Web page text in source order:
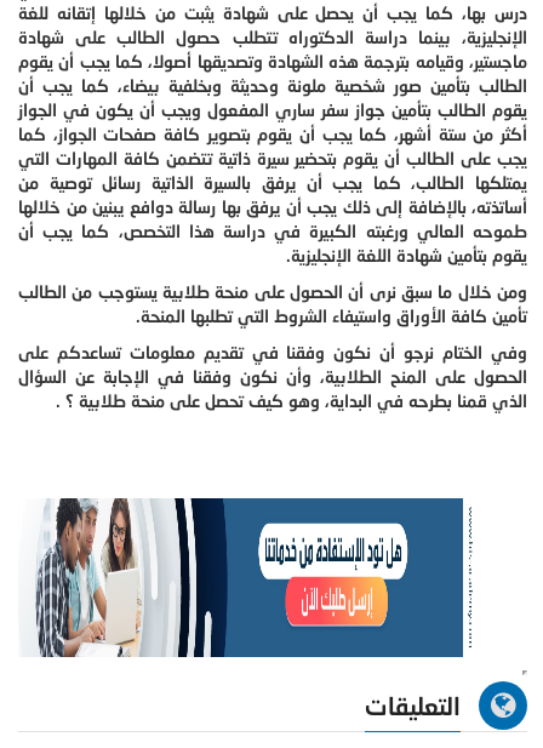
درس بها، كما يجب أن يحصل على شهادة يثبت من خلالها إتقانه للغة
الإنجليزية، بينما دراسة الدكتوراه تتطلب حصول الطالب على شهادة
ماجستير، وقيامه بترجمة هذه الشهادة وتصديقها أصولا، كما يجب أن يقوم
الطالب بتأمين صور شخصية ملونة وحديثة وبخلفية بيضاء، كما يجب أن
يقوم الطالب بتأمين جواز سفر ساري المفعول ويجب أن يكون في الجواز
أكثر من ستة أشهر، كما يجب أن يقوم بتصوير كافة صفحات الجواز، كما
يجب على الطالب أن يقوم بتحضير سيرة ذاتية تتضمن كافة المهارات التي
يمتلكها الطالب، كما يجب أن يرفق بالسيرة الذاتية رسائل توصية من
أساتذته، بالإضافة إلى ذلك يجب أن يرفق بها رسالة دوافع يبنين من خلالها
طموحه العالي ورغبته الكبيرة في دراسة هذا التخصص، كما يجب أن
يقوم بتأمين شهادة اللغة الإنجليزية.
ومن خلال ما سبق نرى أن الحصول على منحة طلابية يستوجب من الطالب
تأمين كافة الأوراق واستيفاء الشروط التي تطلبها المنحة.
وفي الختام نرجو أن نكون وفقنا في تقديم معلومات تساعدكم على
الحصول على المنح الطلابية، وأن نكون وفقنا في الإجابة عن السؤال
الذي قمنا بطرحه في البداية، وهو كيف تحصل على منحة طلابية ؟ .
التعليقات